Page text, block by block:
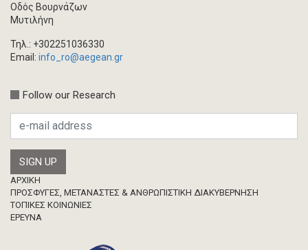
Οδός Βουρνάζων
Μυτιλήνη
Τηλ.: +302251036330
Email: info_ro@aegean.gr
Follow our Research
Footer
ΑΡΧΙΚΗ
ΠΡΟΣΦΥΓΕΣ, ΜΕΤΑΝΑΣΤΕΣ & ΑΝΘΡΩΠΙΣΤΙΚΗ ΔΙΑΚΥΒΕΡΝΗΣΗ
ΤΟΠΙΚΕΣ ΚΟΙΝΩΝΙΕΣ
ΈΡΕΥΝΑ